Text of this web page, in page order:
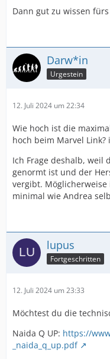
Dann gut zu wissen
Darw*in
Urgestein
12. Juli 2024 um 22:34
Wie hoch ist die
hoch beim Marvel
Ich Frage deshalb, weil
genormt ist und der
vergibt.
minimal wie Andrea
lupus
Fortgeschritten
12. Juli 2024 um 23:33
Möchtest du die
Naida Q UP: https://
_naida_q_up.pdf